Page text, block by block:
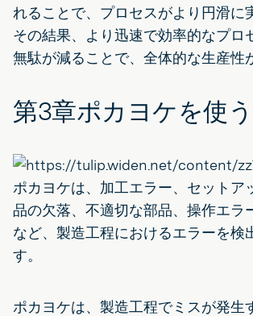
れることで、プロセスがより円滑に
その結果、より迅速で効率的なプロ
無駄が減ることで、全体的な生産性
第3章ポカヨケを使
ポカヨケは、加工エラー、セットア
品の欠落、不適切な部品、操作エラ
など、製造工程におけるエラーを検
す。
ポカヨケは、製造工程でミスが発生